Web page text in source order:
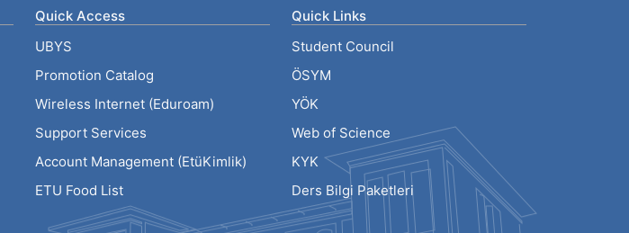
Quick Access
UBYS
Promotion Catalog
Wireless Internet (Eduroam)
Support Services
Account Management (EtüKimlik)
ETU Food List
Quick Links
Student Council
ÖSYM
YÖK
Web of Science
KYK
Ders Bilgi Paketleri